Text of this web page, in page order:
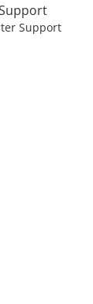
Support